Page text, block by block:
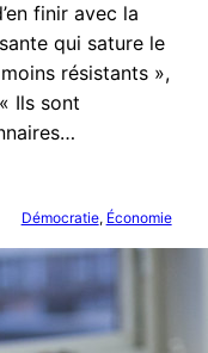
finir avec la
qui sature le
résistants »,
Ils sont
Démocratie, Économie